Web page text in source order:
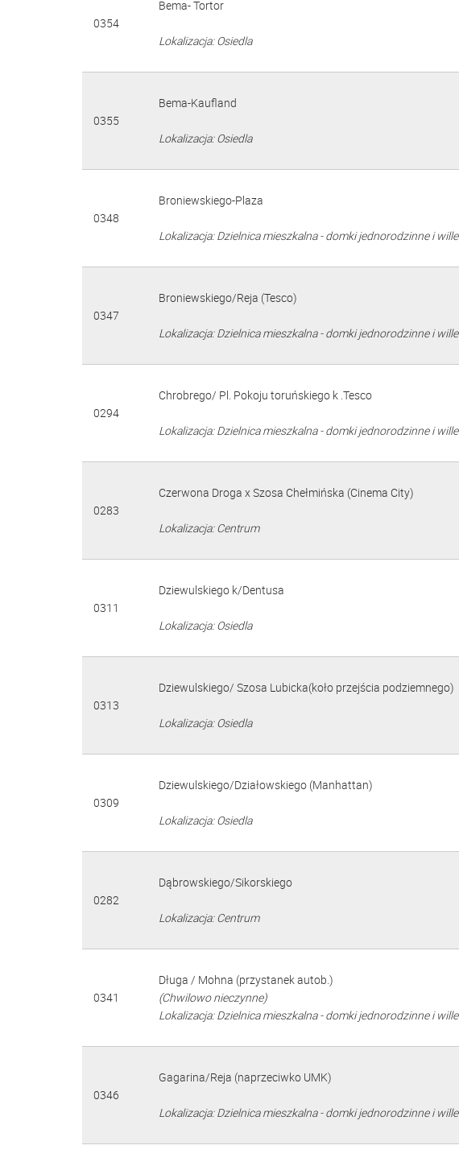
0354
Bema- Tortor
Lokalizacja: Osiedla
0355
Bema-Kaufland
Lokalizacja: Osiedla
0348
Broniewskiego-Plaza
Lokalizacja: Dzielnica mieszkalna - domki jednorodzinne i wille
0347
Broniewskiego/Reja (Tesco)
Lokalizacja: Dzielnica mieszkalna - domki jednorodzinne i wille
0294
Chrobrego/ Pl. Pokoju toruńskiego k .Tesco
Lokalizacja: Dzielnica mieszkalna - domki jednorodzinne i wille
0283
Czerwona Droga x Szosa Chełmińska (Cinema City)
Lokalizacja: Centrum
0311
Dziewulskiego k/Dentusa
Lokalizacja: Osiedla
0313
Dziewulskiego/ Szosa Lubicka(koło przejścia podziemnego)
Lokalizacja: Osiedla
0309
Dziewulskiego/Działowskiego (Manhattan)
Lokalizacja: Osiedla
0282
Dąbrowskiego/Sikorskiego
Lokalizacja: Centrum
0341
Długa / Mohna (przystanek autob.)
(Chwilowo nieczynne)
Lokalizacja: Dzielnica mieszkalna - domki jednorodzinne i wille
0346
Gagarina/Reja (naprzeciwko UMK)
Lokalizacja: Dzielnica mieszkalna - domki jednorodzinne i wille